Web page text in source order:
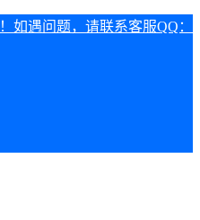
如遇问题，请联系客服QQ：